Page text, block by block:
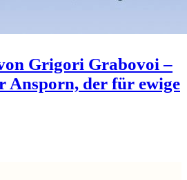
Grigori Grabovoi –
Ansporn, der für ewige